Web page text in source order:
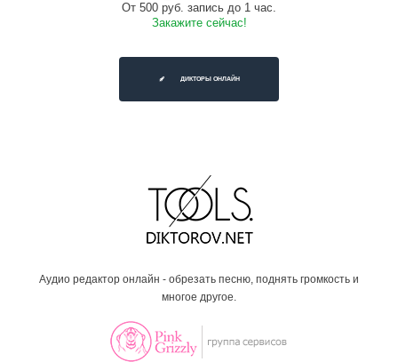
От 500 руб. запись до 1 час.
Закажите сейчас!
ДИКТОРЫ ОНЛАЙН
Аудио редактор онлайн - обрезать песню, поднять громкость и
многое другое.